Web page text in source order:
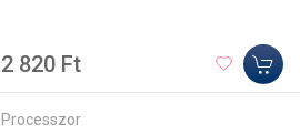
2 820 Ft
Processzor